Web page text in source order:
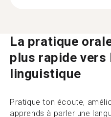
La pratique
plus rapide vers
linguistique
Pratique ton écoute,
apprends à parler une